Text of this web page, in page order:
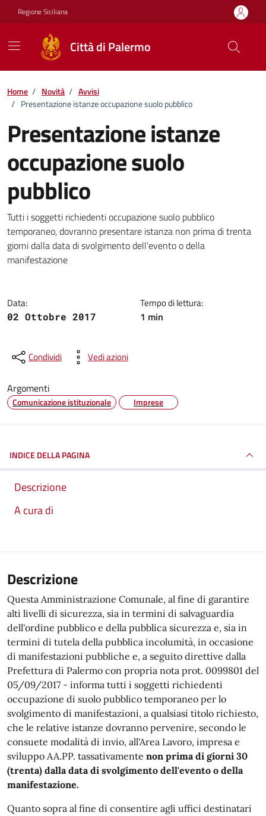
Vai ai contenuti
Vai al footer
Regione Siciliana
Città di Palermo
Home / Novità / Avvisi
/ Presentazione istanze occupazione suolo pubblico
Presentazione istanze
occupazione suolo
pubblico
Dettagli della notizia
Tutti i soggetti richiedenti occupazione suolo pubblico
temporaneo, dovranno presentare istanza non prima di trenta
giorni dalla data di svolgimento dell'evento o della
manifestazione
Data:
02 Ottobre 2017
Tempo di lettura:
1 min
Condividi Vedi azioni
Argomenti
Comunicazione istituzionale Imprese
INDICE DELLA PAGINA
Descrizione
A cura di
Descrizione
Questa Amministrazione Comunale, al fine di garantire
alti livelli di sicurezza, sia in termini di salvaguardia
dell'ordine pubblico e della pubblica sicurezza e, sia in
termini di tutela della pubblica incolumità, in occasione
di manifestazioni pubbliche e, a seguito direttive dalla
Prefettura di Palermo con propria nota prot. 0099801 del
05/09/2017 - informa tutti i soggetti richiedenti
occupazione di suolo pubblico temporaneo per lo
svolgimento di manifestazioni, a qualsiasi titolo richiesto,
che le relative istanze dovranno pervenire, secondo le
consuete modalità di invio, all'Area Lavoro, impresa e
sviluppo AA.PP. tassativamente non prima di giorni 30
(trenta) dalla data di svolgimento dell'evento o della
manifestazione.
Quanto sopra al fine di consentire agli uffici destinatari